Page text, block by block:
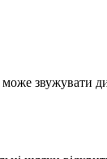
звужувати